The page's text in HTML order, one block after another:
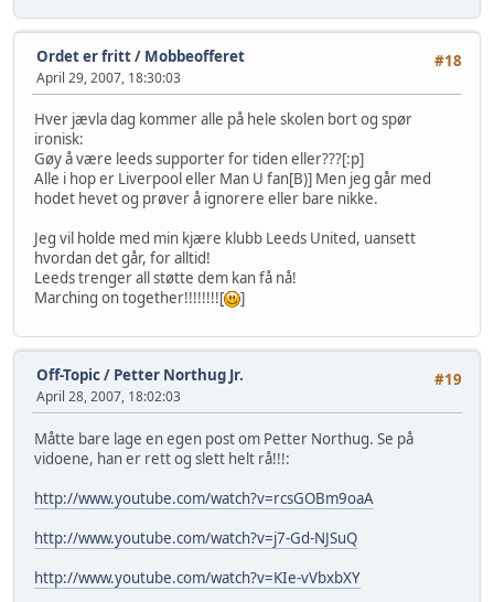
#18
Ordet er fritt/ Mobbeofferet
April 29, 2007, 18:30:03
Hver jævla dag kommer alle på hele skolen bort og spør
ironisk:
Gøy å være leeds supporter for tiden eller???[:p]
Alle i hop er Liverpool eller Man U fan[B)] Men jeg går med
hodet hevet og prøver å ignorere eller bare nikke.
Jeg vil holde med min kjære klubb Leeds United, uansett
hvordan det går, for alltid!
Leeds trenger all støtte dem kan få nå!
Marching on together!!!!!!!![
]
#19
Off-Topic/ Petter Northug Jr.
April 28, 2007, 18:02:03
Måtte bare lage en egen post om Petter Northug. Se på
vidoene, han er rett og slett helt rå!!!:
http://www.youtube.com/watch?v=rcsGOBm9oaA
http://www.youtube.com/watch?v=j7-Gd-NJSuQ
http://www.youtube.com/watch?v=KIe-vVbxbXY